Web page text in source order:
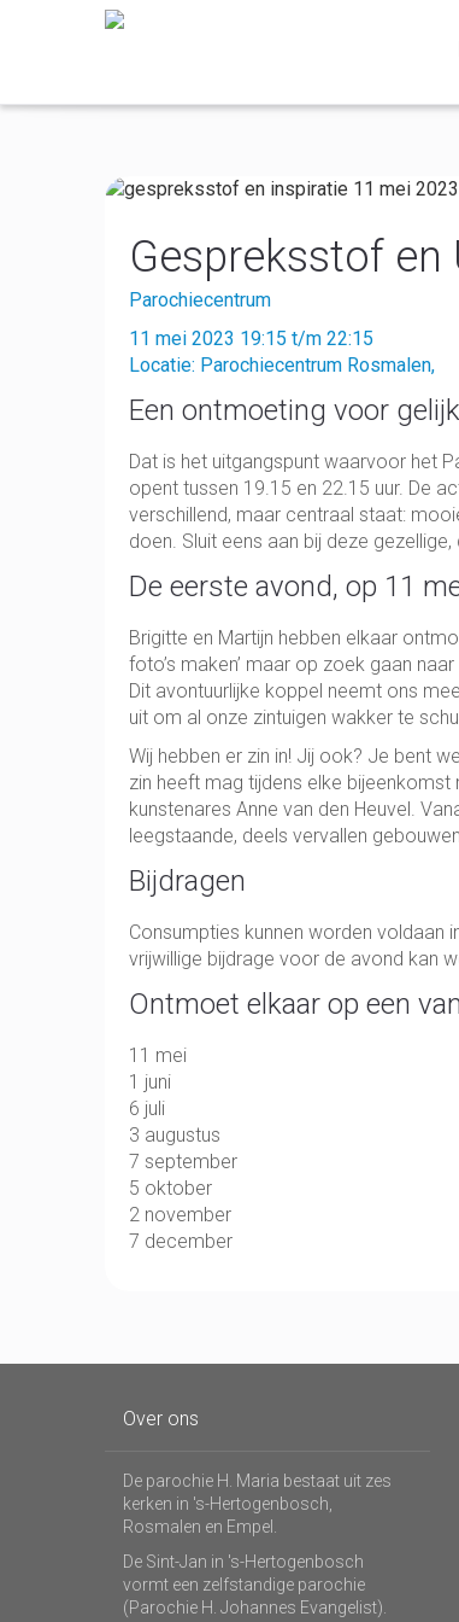
Gespreksstof
Parochiecentrum
11 mei 2023 19:15 t/m 22:15
Locatie: Parochiecentrum Rosmalen,
Een ontmoeting voor
Dat is het uitgangspunt waarvoor het
opent tussen 19.15 en 22.15 uur. De
verschillend, maar centraal staat:
doen. Sluit eens aan bij deze
De eerste avond, op 11
Brigitte en Martijn hebben elkaar
foto’s maken’ maar op zoek gaan
Dit avontuurlijke koppel neemt ons
uit om al onze zintuigen wakker te
Wij hebben er zin in! Jij ook? Je bent
zin heeft mag tijdens elke bijeenkomst
kunstenares Anne van den Heuvel.
leegstaande, deels vervallen
Bijdragen
Consumpties kunnen worden voldaan
vrijwillige bijdrage voor de avond kan
Ontmoet elkaar op een
11 mei
1 juni
6 juli
3 augustus
7 september
5 oktober
2 november
7 december
Over ons
De parochie H. Maria bestaat uit zes
kerken in 's-Hertogenbosch,
Rosmalen en Empel.
De Sint-Jan in 's-Hertogenbosch
vormt een zelfstandige parochie
(Parochie H. Johannes Evangelist).